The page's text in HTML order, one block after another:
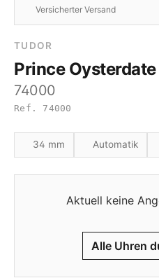
Versicherter Versand
TUDOR
Prince Oysterdate
74000
Ref. 74000
34 mm Automatik
Aktuell keine
Alle Uhren